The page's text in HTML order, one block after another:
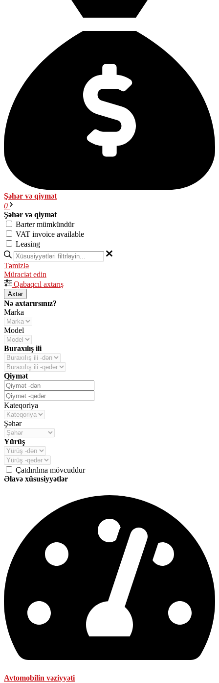
Şəhər və qiymət
0
Şəhər və qiymət
Barter mümkündür
VAT invoice available
Leasing
Təmizlə
Müraciət edin
Qabaqcıl axtarış
Axtar
Nə axtarırsınız?
Marka
Model
Buraxılış ili
Qiymət
Kateqoriya
Şəhər
Yürüş
Çatdırılma mövcuddur
Əlavə xüsusiyyətlər
Avtomobilin vəziyyəti